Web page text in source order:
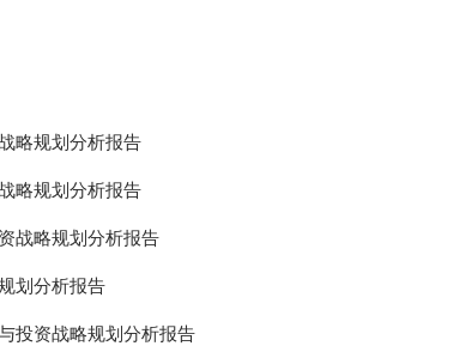
略规划分析报告
略规划分析报告
战略规划分析报告
划分析报告
投资战略规划分析报告